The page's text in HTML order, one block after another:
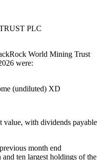
PLC
World Mining Trust
were:
(undiluted) XD
value, with dividends payable
month end
and ten largest holdings of the